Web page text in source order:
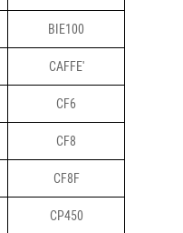
BIE100
CAFFE'
CF6
CF8
CF8F
CP450